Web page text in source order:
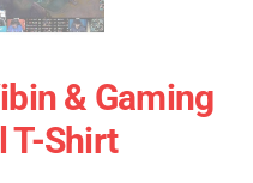
& Gaming
T-Shirt